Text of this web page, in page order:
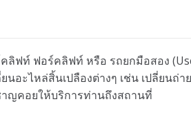
ฟท์ ฟอร์คลิฟท์ หรือ รถยกมือสอง
อะไหล่สิ้นเปลืองต่างๆ เช่น เปลี่ยน
ญคอยให้บริการท่านถึงสถานที่